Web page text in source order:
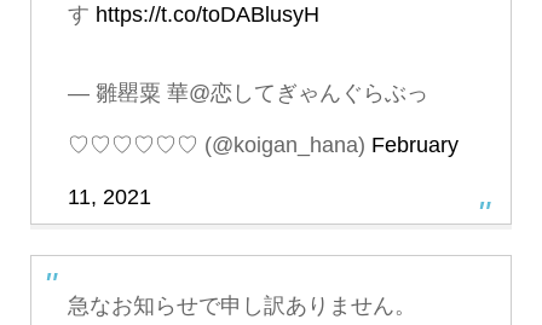
す https://t.co/toDABlusyH
— 雛罌粟 華@恋してぎゃんぐらぶっ
♡♡♡♡♡♡ (@koigan_hana) February
11, 2021
急なお知らせで申し訳ありません。